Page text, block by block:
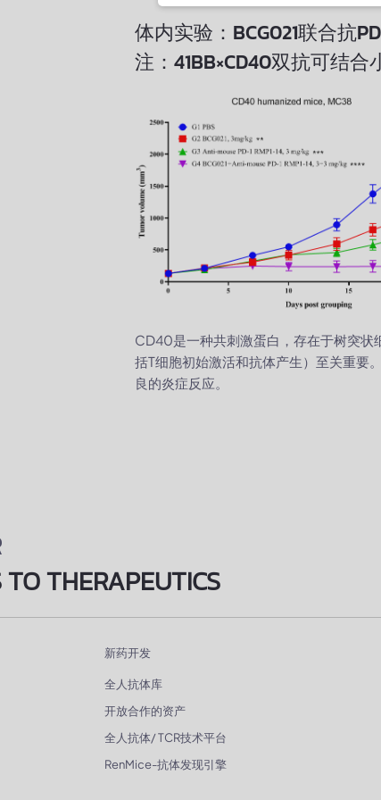
体内实验：BCG021联合抗
注：41BB×CD40双抗可结合
CD40是一种共刺激蛋白，存在于树突状
括T细胞初始激活和抗体产生）至关重要
良的炎症反应。
THERAPEUTICS
新药开发
全人抗体库
开放合作的资产
全人抗体/ TCR技术平台
RenMice-抗体发现引擎